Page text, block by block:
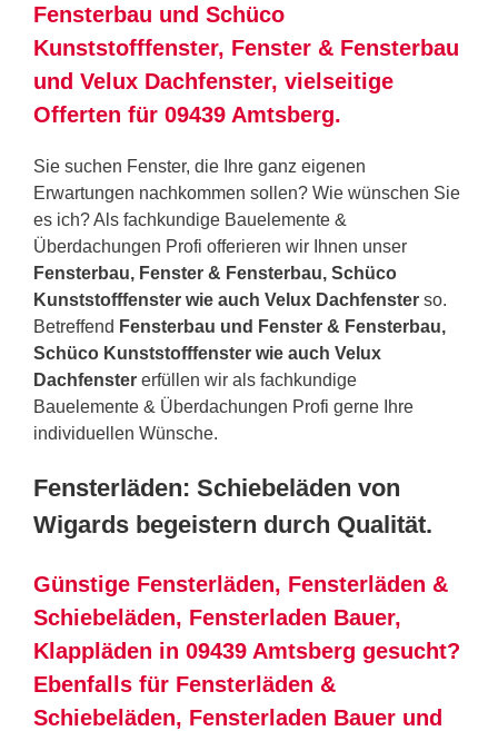
Fensterbau und Schüco
Kunststofffenster, Fenster & Fensterbau
und Velux Dachfenster, vielseitige
Offerten für 09439 Amtsberg.
Sie suchen Fenster, die Ihre ganz eigenen
Erwartungen nachkommen sollen? Wie wünschen Sie
es ich? Als fachkundige Bauelemente &
Überdachungen Profi offerieren wir Ihnen unser
Fensterbau, Fenster & Fensterbau, Schüco
Kunststofffenster wie auch Velux Dachfenster so.
Betreffend Fensterbau und Fenster & Fensterbau,
Schüco Kunststofffenster wie auch Velux
Dachfenster erfüllen wir als fachkundige
Bauelemente & Überdachungen Profi gerne Ihre
individuellen Wünsche.
Fensterläden: Schiebeläden von
Wigards begeistern durch Qualität.
Günstige Fensterläden, Fensterläden &
Schiebeläden, Fensterladen Bauer,
Klappläden in 09439 Amtsberg gesucht?
Ebenfalls für Fensterläden &
Schiebeläden, Fensterladen Bauer und